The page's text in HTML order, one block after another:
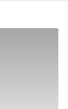
物馆。不仅可
，是款待来神户